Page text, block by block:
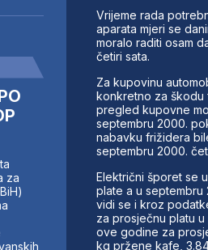
za
Vrijeme rada
aparata mjeri se
moralo raditi osam
četiri sata.
Za kupovinu
konkretno za škodu
pregled kupovne
septembru 2000.
nabavku frižidera
septembru 2000.
Električni šporet se
plate a u septembru
vidi se i kroz
za prosječnu platu
ove godine za
kg pržene kafe,